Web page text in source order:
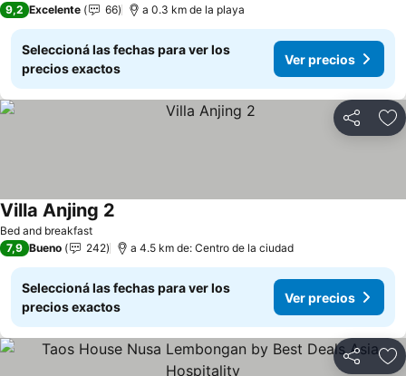
9,2 Excelente 66 a 0.3 km de la playa
Seleccioná las fechas para ver los
precios exactos
Ver precios
Compartir
Bed and breakfast
Villa Anjing 2
7,9 Bueno 242 a 4.5 km de: Centro de la ciudad
Seleccioná las fechas para ver los
precios exactos
Ver precios
Compartir